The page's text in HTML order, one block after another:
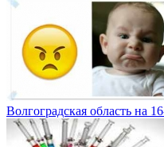
Волгоградская область на